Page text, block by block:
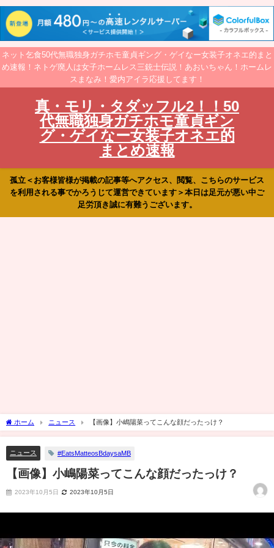
ネット乞食50代無職独身ガチホモ童貞ギング・ゲイなー女装子オネエ的まと
め速報！ネトゲ廃人は女子ホームレス三銃士伝説！あおいちゃん！ホームレ
スまなみ！愛内アイラ応援してます！
真・モリ・タダッフル2！！50
代無職独身ガチホモ童貞ギン
グ・ゲイなー女装子オネエ的
まとめ速報
孤立＜お客様皆様が掲載の記事等へアクセス、閲覧、こちらのサービス
を利用される事でかろうじて運営できています＞本日は足元が悪い中ご
足労頂き誠に有難うございます。
ホーム ニュース 【画像】小嶋陽菜ってこんな顔だったっけ？
ニュース #EatsMatteosBdaysaMB
【画像】小嶋陽菜ってこんな顔だったっけ？
2023年10月5日 2023年10月5日